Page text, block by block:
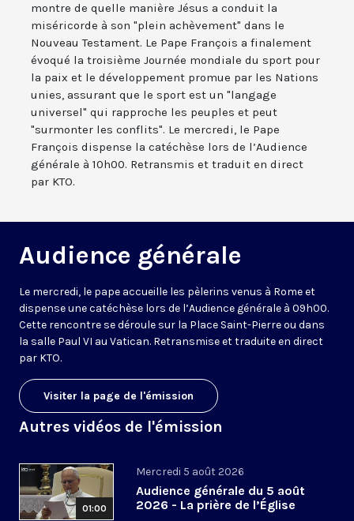
montre de quelle manière Jésus a conduit la
miséricorde à son "plein achèvement" dans le
Nouveau Testament. Le Pape François a finalement
évoqué la troisième Journée mondiale du sport pour
la paix et le développement promue par les Nations
unies, assurant que le sport est un "langage
universel" qui rapproche les peuples et peut
"surmonter les conflits". Le mercredi, le Pape
François dispense la catéchèse lors de l’Audience
générale à 10h00. Retransmis et traduit en direct
par KTO.
Audience générale
Le mercredi, le pape accueille les pèlerins venus à Rome et
dispense une catéchèse lors de l’Audience générale à 09h00.
Cette rencontre se déroule sur la Place Saint-Pierre ou dans
la salle Paul VI au Vatican. Retransmise et traduite en direct
par KTO.
Visiter la page de l'émission
Autres vidéos de l'émission
01:00
Mercredi 5 août 2026
Audience générale du 5 août
2026 - La prière de l’Église